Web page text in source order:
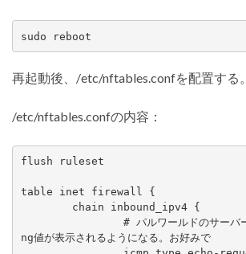
sudo reboot
再起動後、/etc/nftables.confを配置する。
/etc/nftables.confの内容：
flush ruleset
table inet firewall {
ng値が表示されるようになる。お好みで